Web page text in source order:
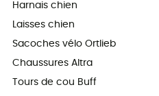
Harnais chien
Laisses chien
Sacoches vélo Ortlieb
Chaussures Altra
Tours de cou Buff